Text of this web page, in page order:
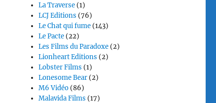
La Traverse (1)
LCJ Editions (76)
Le Chat qui fume (143)
Le Pacte (22)
Les Films du Paradoxe (2)
Lionheart Editions (2)
Lobster Films (1)
Lonesome Bear (2)
M6 Vidéo (86)
Malavida Films (17)